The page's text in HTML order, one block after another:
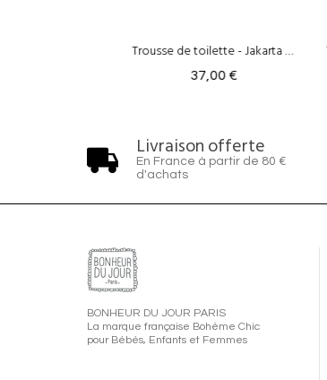
37,00 €
Livraison offerte
En France à partir de 80 €
d'achats
BONHEUR DU JOUR PARIS
La marque française Bohème Chic
pour Bébés, Enfants et Femmes